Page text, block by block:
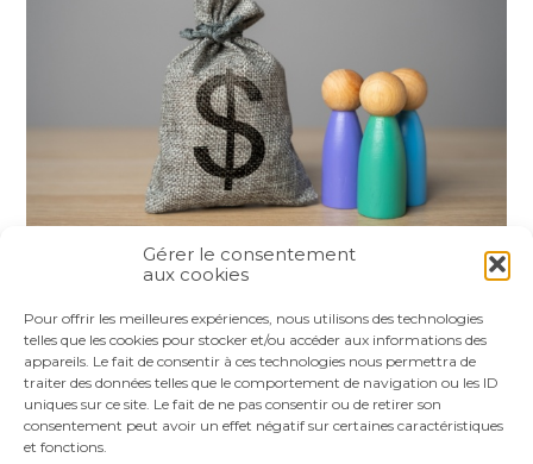
Gérer le consentement
aux cookies
Pour offrir les meilleures expériences, nous utilisons des technologies
telles que les cookies pour stocker et/ou accéder aux informations des
appareils. Le fait de consentir à ces technologies nous permettra de
traiter des données telles que le comportement de navigation ou les ID
uniques sur ce site. Le fait de ne pas consentir ou de retirer son
consentement peut avoir un effet négatif sur certaines caractéristiques
et fonctions.
FaceBook
TwitterLinkedIn